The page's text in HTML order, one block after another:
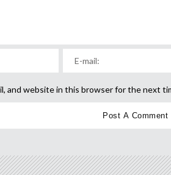
and website in this browser for the next